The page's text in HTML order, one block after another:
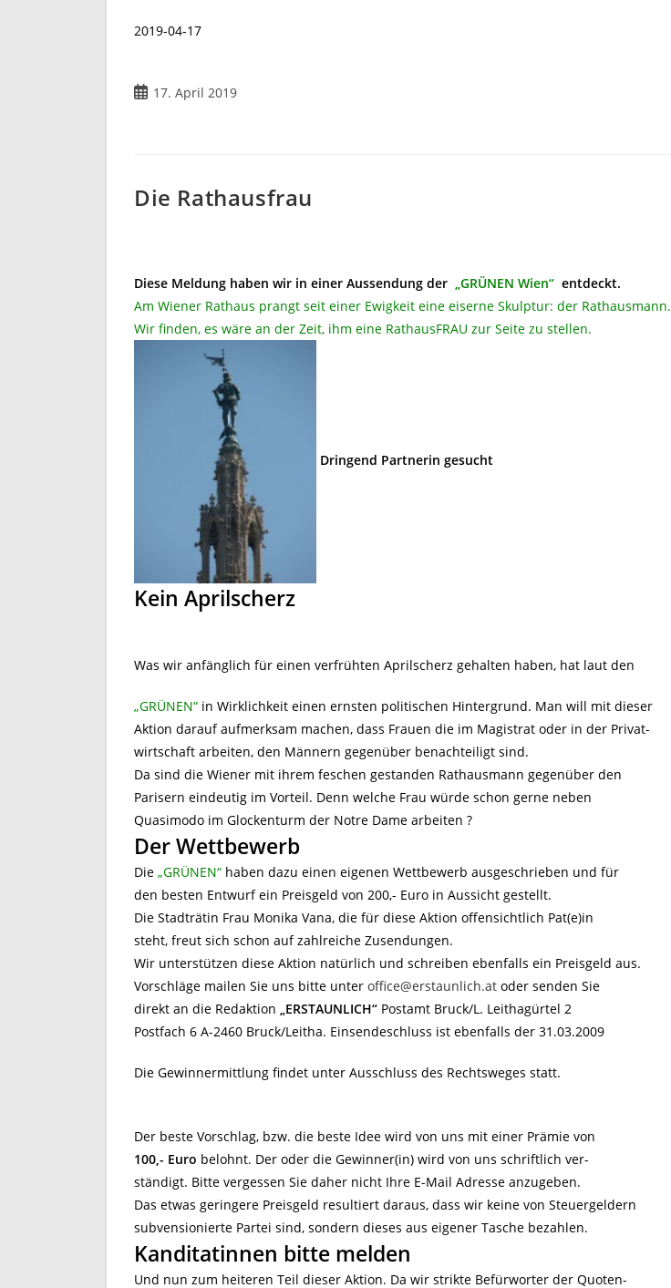
2019-04-17
Beitrag17. April 2019
Die Rathausfrau
Diese Meldung haben wir in einer Aussendung der „GRÜNEN Wien“ entdeckt.
Am Wiener Rathaus prangt seit einer Ewigkeit eine eiserne Skulptur: der Rathausmann.
Wir finden, es wäre an der Zeit, ihm eine RathausFRAU zur Seite zu stellen.
Dringend Partnerin gesucht
Kein Aprilscherz
Was wir anfänglich für einen verfrühten Aprilscherz gehalten haben, hat laut den
„GRÜNEN“ in Wirklichkeit einen ernsten politischen Hintergrund. Man will mit dieser
Aktion darauf aufmerksam machen, dass Frauen die im Magistrat oder in der Privat-
wirtschaft arbeiten, den Männern gegenüber benachteiligt sind.
Da sind die Wiener mit ihrem feschen gestanden Rathausmann gegenüber den
Parisern eindeutig im Vorteil. Denn welche Frau würde schon gerne neben
Quasimodo im Glockenturm der Notre Dame arbeiten ?
Der Wettbewerb
Die „GRÜNEN“ haben dazu einen eigenen Wettbewerb ausgeschrieben und für
den besten Entwurf ein Preisgeld von 200,- Euro in Aussicht gestellt.
Die Stadträtin Frau Monika Vana, die für diese Aktion offensichtlich Pat(e)in
steht, freut sich schon auf zahlreiche Zusendungen.
Wir unterstützen diese Aktion natürlich und schreiben ebenfalls ein Preisgeld aus.
Vorschläge mailen Sie uns bitte unter office@erstaunlich.at oder senden Sie
direkt an die Redaktion „ERSTAUNLICH“ Postamt Bruck/L. Leithagürtel 2
Postfach 6 A-2460 Bruck/Leitha. Einsendeschluss ist ebenfalls der 31.03.2009
Die Gewinnermittlung findet unter Ausschluss des Rechtsweges statt.
Der beste Vorschlag, bzw. die beste Idee wird von uns mit einer Prämie von
100,- Euro belohnt. Der oder die Gewinner(in) wird von uns schriftlich ver-
ständigt. Bitte vergessen Sie daher nicht Ihre E-Mail Adresse anzugeben.
Das etwas geringere Preisgeld resultiert daraus, dass wir keine von Steuergeldern
subvensionierte Partei sind, sondern dieses aus eigener Tasche bezahlen.
Kanditatinnen bitte melden
Und nun zum heiteren Teil dieser Aktion. Da wir strikte Befürworter der Quoten-